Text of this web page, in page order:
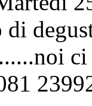
di